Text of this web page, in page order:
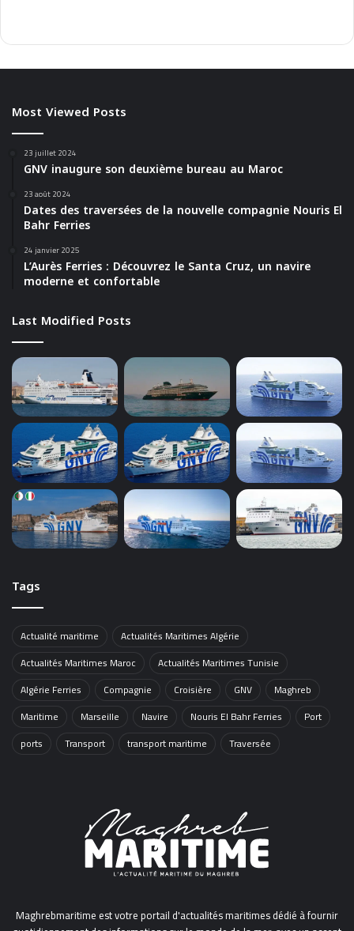
Most Viewed Posts
23 juillet 2024
GNV inaugure son deuxième bureau au Maroc
23 août 2024
Dates des traversées de la nouvelle compagnie Nouris El
Bahr Ferries
24 janvier 2025
L’Aurès Ferries : Découvrez le Santa Cruz, un navire
moderne et confortable
Last Modified Posts
Tags
Actualité maritime
Actualités Maritimes Algérie
Actualités Maritimes Maroc
Actualités Maritimes Tunisie
Algérie Ferries
Compagnie Croisière GNV
Maghreb
Maritime
Marseille Navire Nouris El Bahr Ferries
Port
ports
Transport transport maritime Traversée
Maghrebmaritime est votre portail d'actualités maritimes dédié à fournir